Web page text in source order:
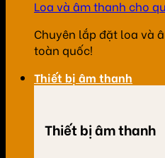
Loa và âm thanh cho
Chuyên lắp đặt loa và
toàn quốc!
Thiết bị âm thanh
Thiết bị âm thanh